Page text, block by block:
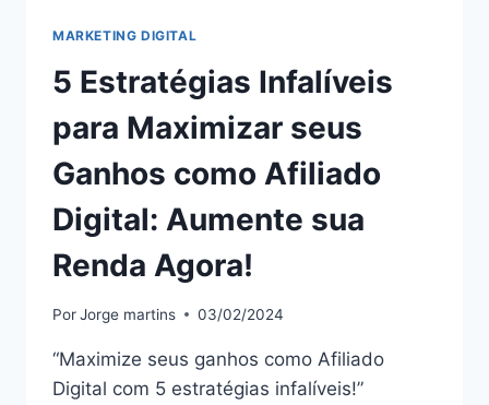
MARKETING DIGITAL
5 Estratégias Infalíveis
para Maximizar seus
Ganhos como Afiliado
Digital: Aumente sua
Renda Agora!
PorJorge martins 03/02/2024
“Maximize seus ganhos como Afiliado
Digital com 5 estratégias infalíveis!”